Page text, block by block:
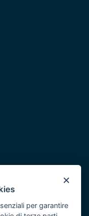
Puglia 2014/2020 -
×
per garantire